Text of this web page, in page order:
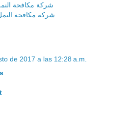
شركة مكافحة
شركة مكافحة
de 2017 a las 12:28 a.m.